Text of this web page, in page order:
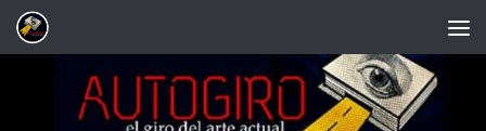
Saltar al contenido